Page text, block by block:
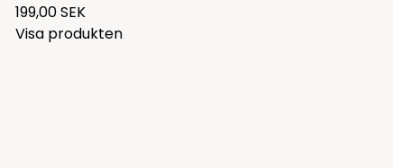
199,00 SEK
Visa produkten